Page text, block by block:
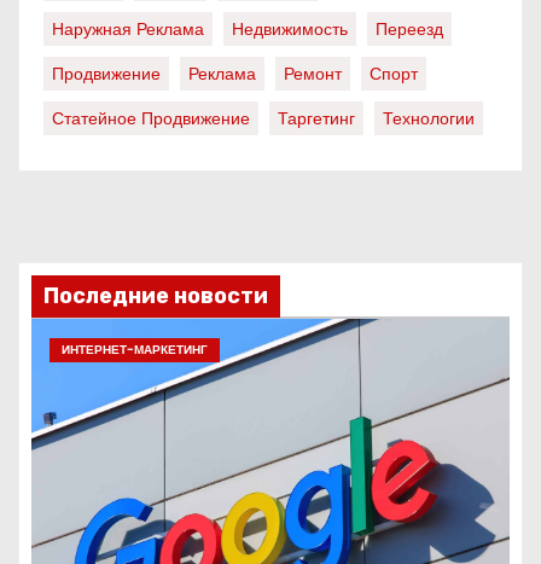
Наружная Реклама
Недвижимость
Переезд
Продвижение
Реклама Ремонт
Спорт
Статейное Продвижение
Таргетинг Технологии
Последние новости
ИНТЕРНЕТ-МАРКЕТИНГ